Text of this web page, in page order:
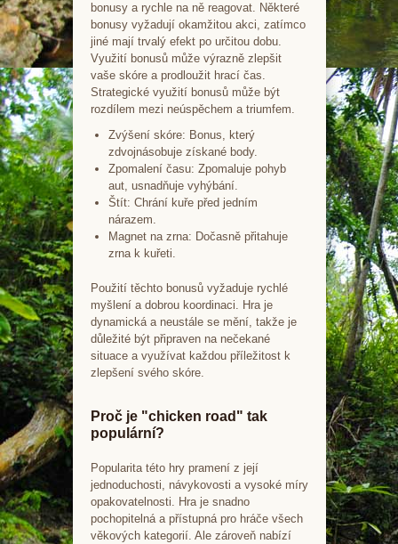
bonusy a rychle na ně reagovat. Některé
bonusy vyžadují okamžitou akci, zatímco
jiné mají trvalý efekt po určitou dobu.
Využití bonusů může výrazně zlepšit
vaše skóre a prodloužit hrací čas.
Strategické využití bonusů může být
rozdílem mezi neúspěchem a triumfem.
Zvýšení skóre: Bonus, který
zdvojnásobuje získané body.
Zpomalení času: Zpomaluje pohyb
aut, usnadňuje vyhýbání.
Štít: Chrání kuře před jedním
nárazem.
Magnet na zrna: Dočasně přitahuje
zrna k kuřeti.
Použití těchto bonusů vyžaduje rychlé
myšlení a dobrou koordinaci. Hra je
dynamická a neustále se mění, takže je
důležité být připraven na nečekané
situace a využívat každou příležitost k
zlepšení svého skóre.
Proč je "chicken road" tak
populární?
Popularita této hry pramení z její
jednoduchosti, návykovosti a vysoké míry
opakovatelnosti. Hra je snadno
pochopitelná a přístupná pro hráče všech
věkových kategorií. Ale zároveň nabízí